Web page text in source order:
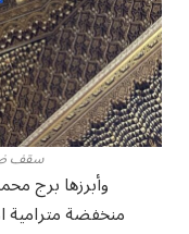
سقف
وأبرزها برج
منخفضة مترامية